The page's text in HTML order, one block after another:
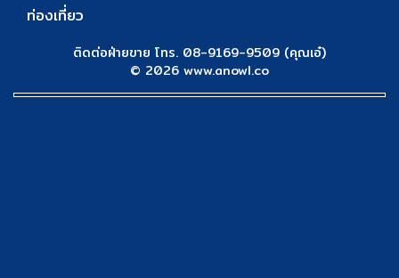
ท่องเที่ยว
ติดต่อฝ่ายขาย โทร. 08-9169-9509 (คุณเอ๋)
© 2026 www.anowl.co